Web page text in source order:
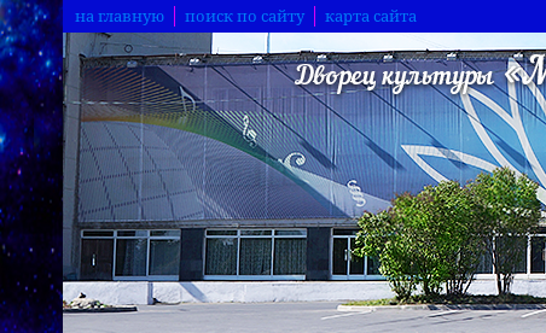
на главную поиск по сайту карта сайта